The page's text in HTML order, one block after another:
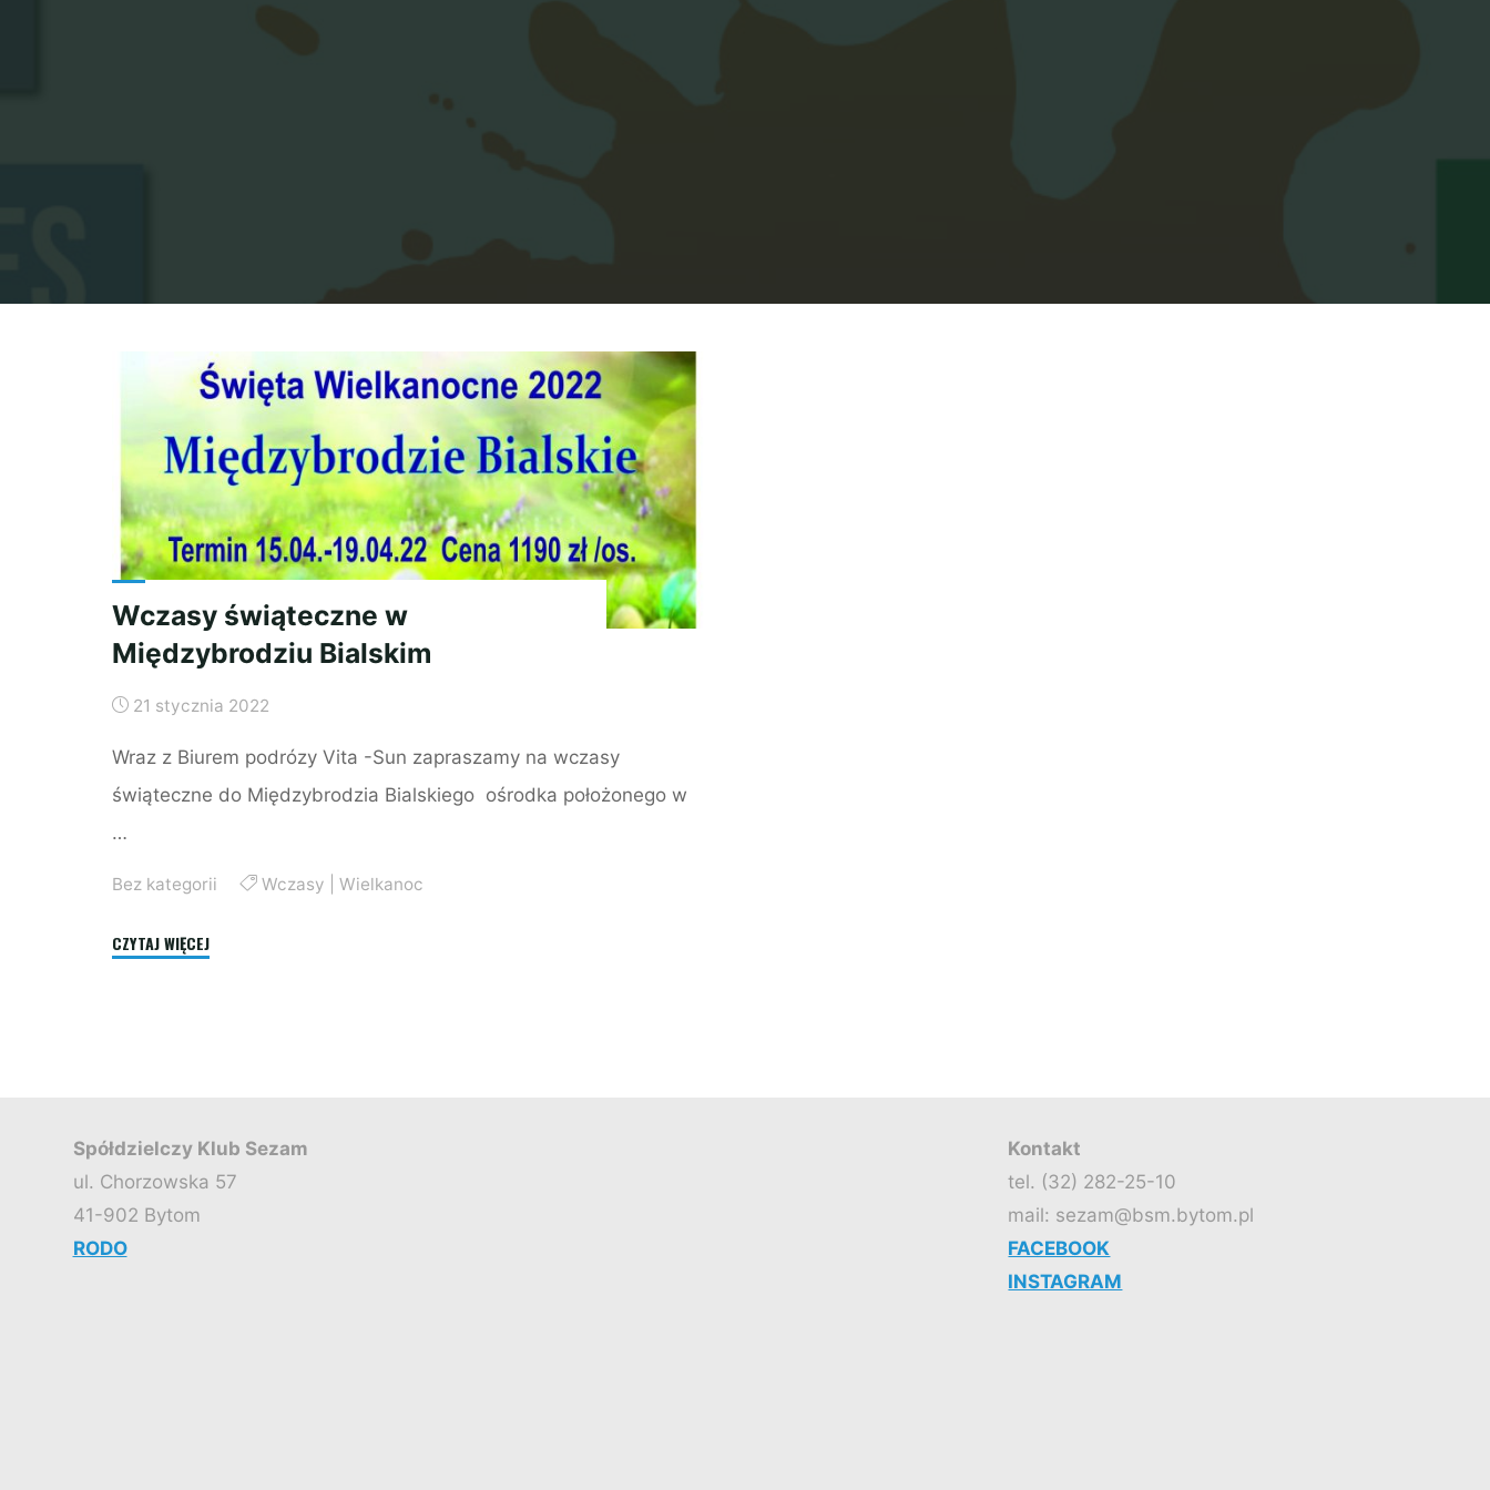
Wczasy świąteczne w
Międzybrodziu Bialskim
21 stycznia 2022
Wraz z Biurem podrózy Vita -Sun zapraszamy na wczasy
świąteczne do Międzybrodzia Bialskiego ośrodka położonego w
…
Bez kategorii Wczasy Wielkanoc
CZYTAJ WIĘCEJ"Wczasy
Spółdzielczy Klub Sezam
ul. Chorzowska 57
41-902 Bytom
RODO
Kontakt
tel. (32) 282-25-10
mail: sezam@bsm.bytom.pl
FACEBOOK
INSTAGRAM